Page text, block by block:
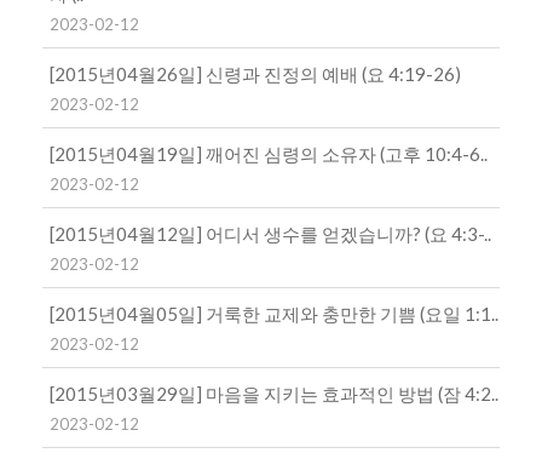
2023-02-12
[2015년04월26일] 신령과 진정의 예배 (요 4:19-26)
2023-02-12
[2015년04월19일] 깨어진 심령의 소유자 (고후 10:4-6..
2023-02-12
[2015년04월12일] 어디서 생수를 얻겠습니까? (요 4:3-..
2023-02-12
[2015년04월05일] 거룩한 교제와 충만한 기쁨 (요일 1:1..
2023-02-12
[2015년03월29일] 마음을 지키는 효과적인 방법 (잠 4:2..
2023-02-12